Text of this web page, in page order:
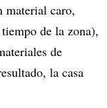
material caro,
de la zona),
de
la casa